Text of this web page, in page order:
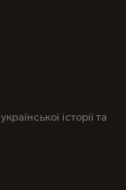
історії та